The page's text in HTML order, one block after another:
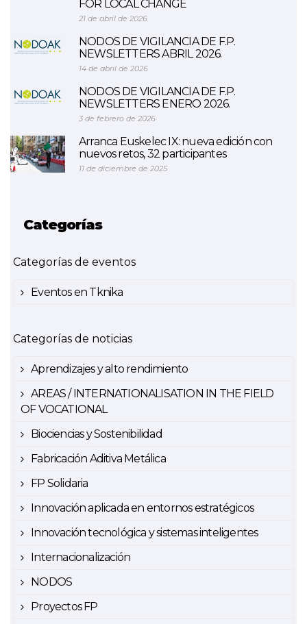
FOR LOCAL CHANGE
21 de abril de 2026
NODOS DE VIGILANCIA DE F.P.
NEWSLETTERS ABRIL 2026.
14 de abril de 2026
NODOS DE VIGILANCIA DE F.P.
NEWSLETTERS ENERO 2026.
3 de febrero de 2026
Arranca Euskelec IX: nueva edición con
nuevos retos, 32 participantes
11 de diciembre de 2025
Categorías
Categorías de eventos
Eventos en Tknika
Categorías de noticias
Aprendizajes y alto rendimiento
AREAS / INTERNATIONALISATION IN THE FIELD
OF VOCATIONAL
Biociencias y Sostenibilidad
Fabricación Aditiva Metálica
FP Solidaria
Innovación aplicada en entornos estratégicos
Innovación tecnológica y sistemas inteligentes
Internacionalización
NODOS
Proyectos FP